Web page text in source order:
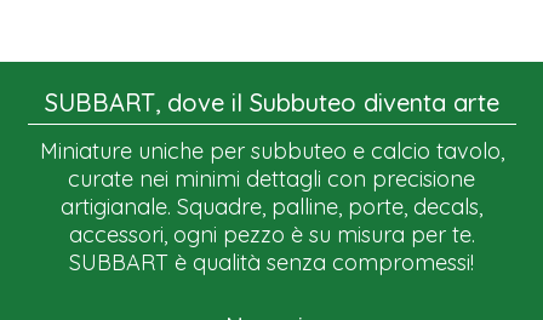
SUBBART, dove il Subbuteo diventa arte
Miniature uniche per subbuteo e calcio tavolo,
curate nei minimi dettagli con precisione
artigianale. Squadre, palline, porte, decals,
accessori, ogni pezzo è su misura per te.
SUBBART è qualità senza compromessi!